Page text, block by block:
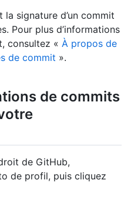
la signature d’un commit
Pour plus d’informations
consultez « À propos de
de commit ».
de commits
de GitHub,
de profil, puis cliquez